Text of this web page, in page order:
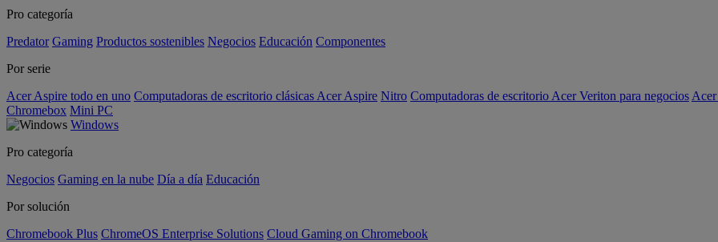
Pro categoría
Predator Gaming Productos sostenibles Negocios Educación Componentes
Por serie
Acer Aspire todo en uno Computadoras de escritorio clásicas Acer Aspire Nitro Computadoras de escritorio Acer Veriton para negocios
Chromebox Mini PC
Windows
Pro categoría
Negocios Gaming en la nube Día a día Educación
Por solución
Chromebook Plus ChromeOS Enterprise Solutions Cloud Gaming on Chromebook